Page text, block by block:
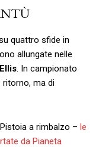
quattro sfide in
allungate nelle
. In campionato
ritorno, ma di
a rimbalzo – le
da Pianeta